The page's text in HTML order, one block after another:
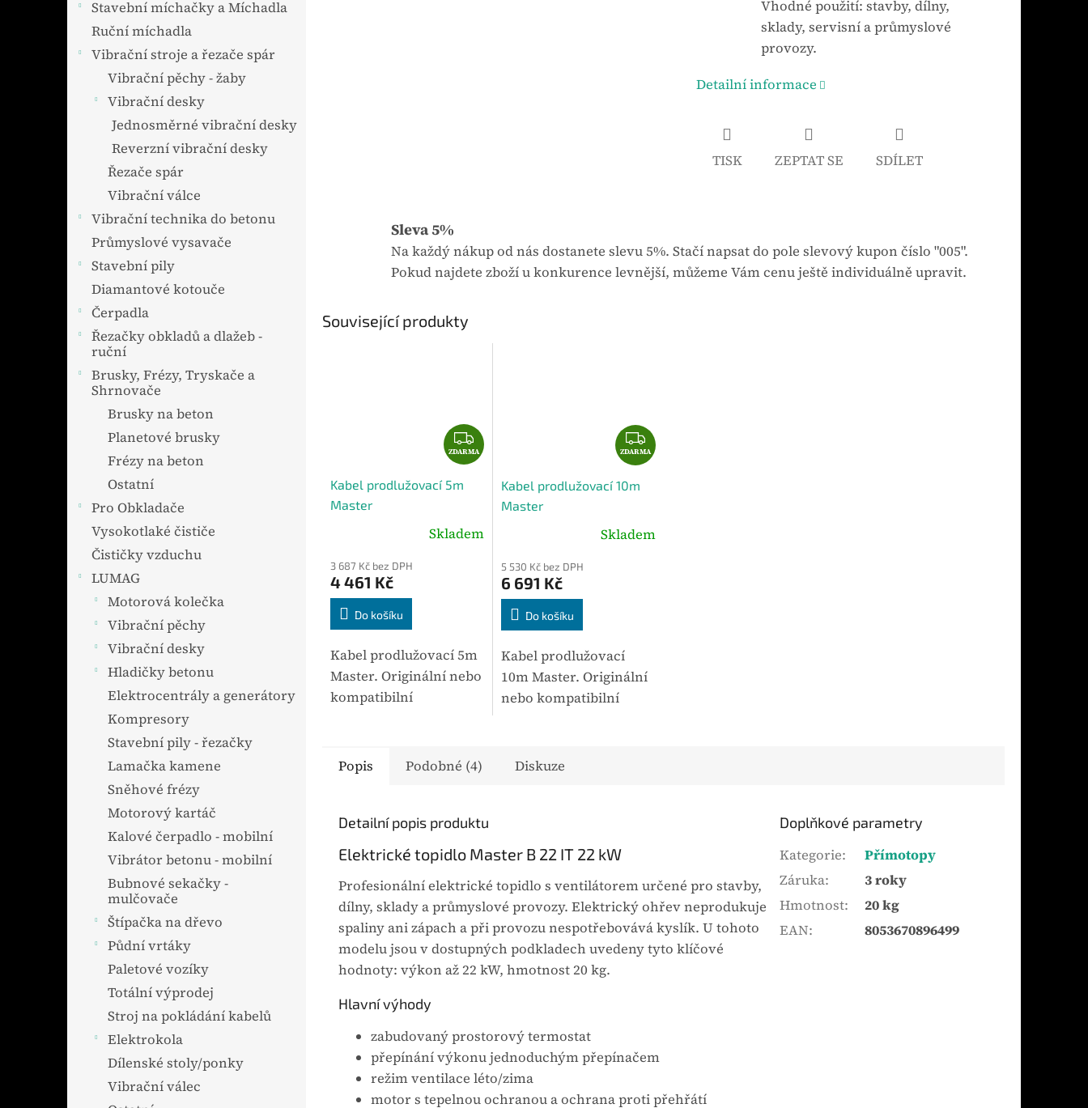
Stavební míchačky a Míchadla
Ruční míchadla
Vibrační stroje a řezače spár
Vibrační pěchy - žaby
Vibrační desky
Jednosměrné vibrační desky
Reverzní vibrační desky
Řezače spár
Vibrační válce
Vibrační technika do betonu
Průmyslové vysavače
Stavební pily
Diamantové kotouče
Čerpadla
Řezačky obkladů a dlažeb -
ruční
Brusky, Frézy, Tryskače a
Shrnovače
Brusky na beton
Planetové brusky
Frézy na beton
Ostatní
Pro Obkladače
Vysokotlaké čističe
Čističky vzduchu
LUMAG
Motorová kolečka
Vibrační pěchy
Vibrační desky
Hladičky betonu
Elektrocentrály a generátory
Kompresory
Stavební pily - řezačky
Lamačka kamene
Sněhové frézy
Motorový kartáč
Kalové čerpadlo - mobilní
Vibrátor betonu - mobilní
Bubnové sekačky -
mulčovače
Štípačka na dřevo
Půdní vrtáky
Paletové vozíky
Totální výprodej
Stroj na pokládání kabelů
Elektrokola
Dílenské stoly/ponky
Vibrační válec
z
d
e
Vhodné použití: stavby, dílny,
sklady, servisní a průmyslové
provozy.
Detailní informace
TISK ZEPTAT SE SDÍLET
Sleva 5%
Na každý nákup od nás dostanete slevu 5%. Stačí napsat do pole slevový kupon číslo "005".
Pokud najdete zboží u konkurence levnější, můžeme Vám cenu ještě individuálně upravit.
Související produkty
Z
D
A
ZDARMA
Kabel prodlužovací 5m
Master
Skladem
3 687 Kč bez DPH
4 461 Kč
Do košíku
Kabel prodlužovací 5m
Master. Originální nebo
kompatibilní
zařízení Master. Mezi
Výhodou je...
Z
D
A
ZDARMA
Kabel prodlužovací 10m
Master
Skladem
5 530 Kč bez DPH
6 691 Kč
Do košíku
Kabel prodlužovací
10m Master. Originální
nebo kompatibilní
zařízení Master. Mezi
Popis Podobné (4) Diskuze
Detailní popis produktu
Elektrické topidlo Master B 22 IT 22 kW
Profesionální elektrické topidlo s ventilátorem určené pro stavby,
dílny, sklady a průmyslové provozy. Elektrický ohřev neprodukuje
spaliny ani zápach a při provozu nespotřebovává kyslík. U tohoto
modelu jsou v dostupných podkladech uvedeny tyto klíčové
hodnoty: výkon až 22 kW, hmotnost 20 kg.
Hlavní výhody
zabudovaný prostorový termostat
přepínání výkonu jednoduchým přepínačem
režim ventilace léto/zima
motor s tepelnou ochranou a ochrana proti přehřátí
Doplňkové parametry
Kategorie:
Přímotopy
Záruka:
3 roky
Hmotnost:
20 kg
EAN: 8053670896499